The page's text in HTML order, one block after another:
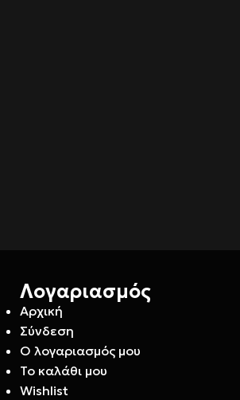
Λογαριασμός
Αρχική
Σύνδεση
Ο λογαριασμός μου
Το καλάθι μου
Wishlist